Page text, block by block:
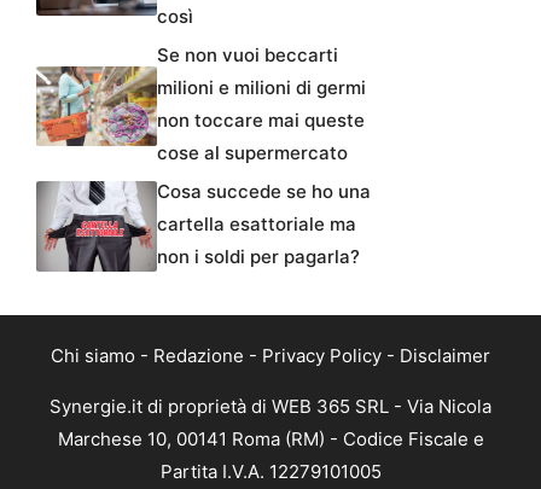
così
Se non vuoi beccarti
milioni e milioni di germi
non toccare mai queste
cose al supermercato
Cosa succede se ho una
cartella esattoriale ma
non i soldi per pagarla?
Chi siamo - Redazione - Privacy Policy - Disclaimer
Synergie.it di proprietà di WEB 365 SRL - Via Nicola
Marchese 10, 00141 Roma (RM) - Codice Fiscale e
Partita I.V.A. 12279101005